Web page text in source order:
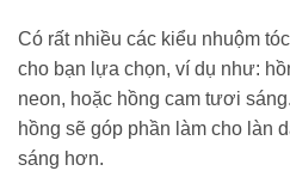
Có rất nhiều các kiểu nhuộm
cho bạn lựa chọn, ví dụ như:
neon, hoặc hồng cam tươi
hồng sẽ góp phần làm cho làn
sáng hơn.